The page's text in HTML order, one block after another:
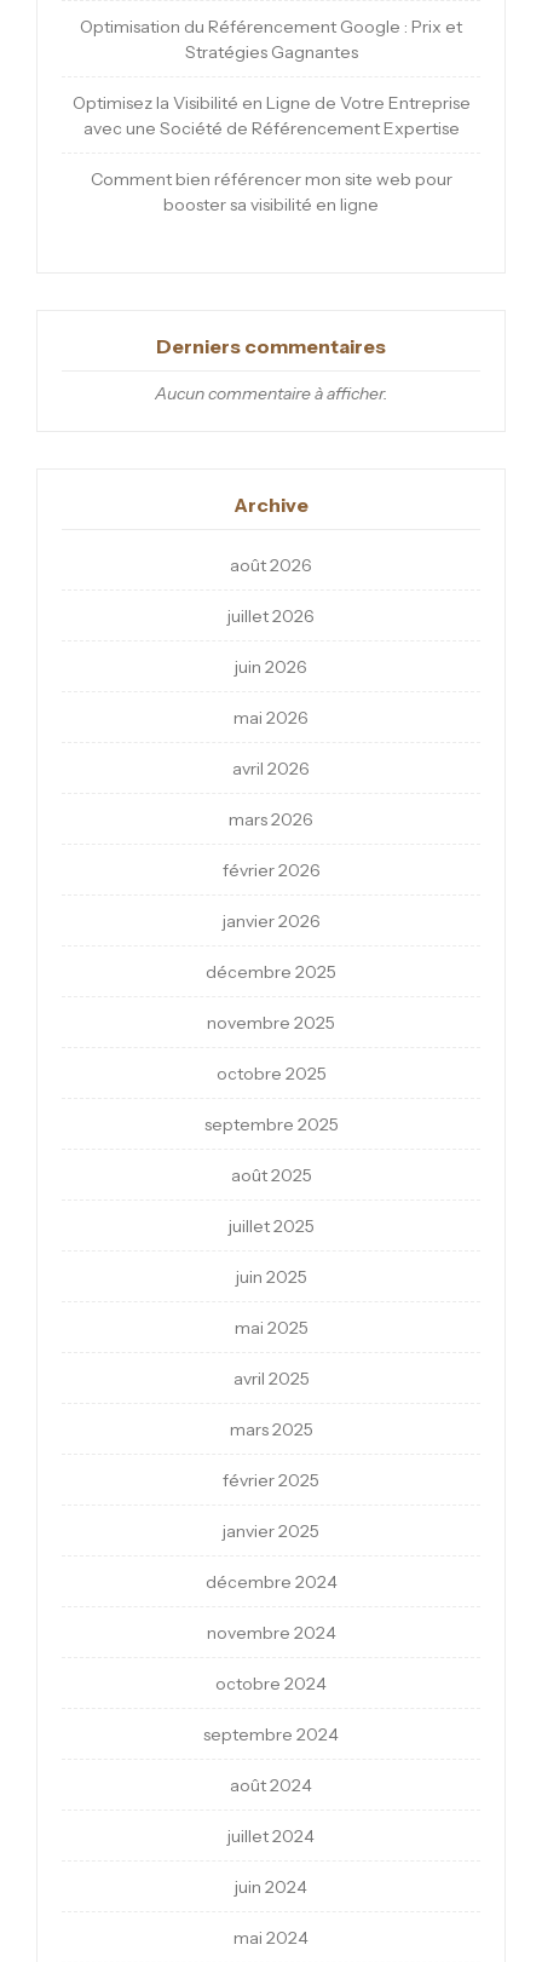
Optimisation du Référencement Google : Prix et
Stratégies Gagnantes
Optimisez la Visibilité en Ligne de Votre Entreprise
avec une Société de Référencement Expertise
Comment bien référencer mon site web pour
booster sa visibilité en ligne
Derniers commentaires
Aucun commentaire à afficher.
Archive
août 2026
juillet 2026
juin 2026
mai 2026
avril 2026
mars 2026
février 2026
janvier 2026
décembre 2025
novembre 2025
octobre 2025
septembre 2025
août 2025
juillet 2025
juin 2025
mai 2025
avril 2025
mars 2025
février 2025
janvier 2025
décembre 2024
novembre 2024
octobre 2024
septembre 2024
août 2024
juillet 2024
juin 2024
mai 2024